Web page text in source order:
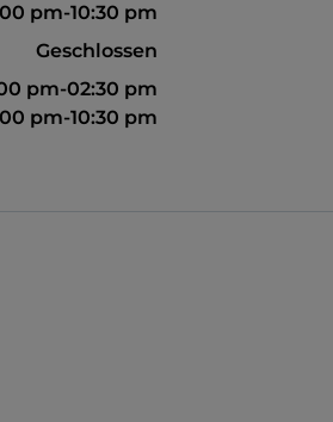
pm-10:30 pm
Geschlossen
pm-02:30 pm
pm-10:30 pm